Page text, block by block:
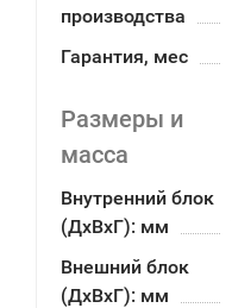
производства
Гарантия, мес
Размеры и
масса
Внутренний блок
(ДхВхГ): мм
Внешний блок
(ДхВхГ): мм